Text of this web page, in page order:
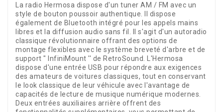
La radio Hermosa dispose d'un tuner AM / FM avec un
style de bouton poussoir authentique. Il dispose
également de Bluetooth intégré pour les appels mains
libres et la diffusion audio sans fil. Il s'agit d'un autoradio
classique révolutionnaire offrant des options de
montage flexibles avec le système breveté d'arbre et de
support " InfiniMount '' de RetroSound. L'Hermosa
dispose d'une entrée USB pour répondre aux exigences
des amateurs de voitures classiques, tout en conservant
le look classique de leur véhicule avec l'avantage de
capacités de lecture de musique numérique modernes.
Deux entrées auxiliaires arrière offrent des